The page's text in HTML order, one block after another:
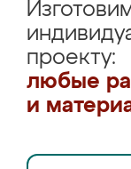
проекту:
любые
и